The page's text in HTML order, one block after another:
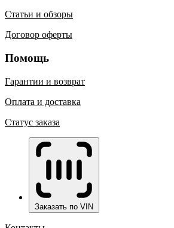
Статьи и обзоры
Договор оферты
Помощь
Гарантии и возврат
Оплата и доставка
Статус заказа
Заказать по VIN